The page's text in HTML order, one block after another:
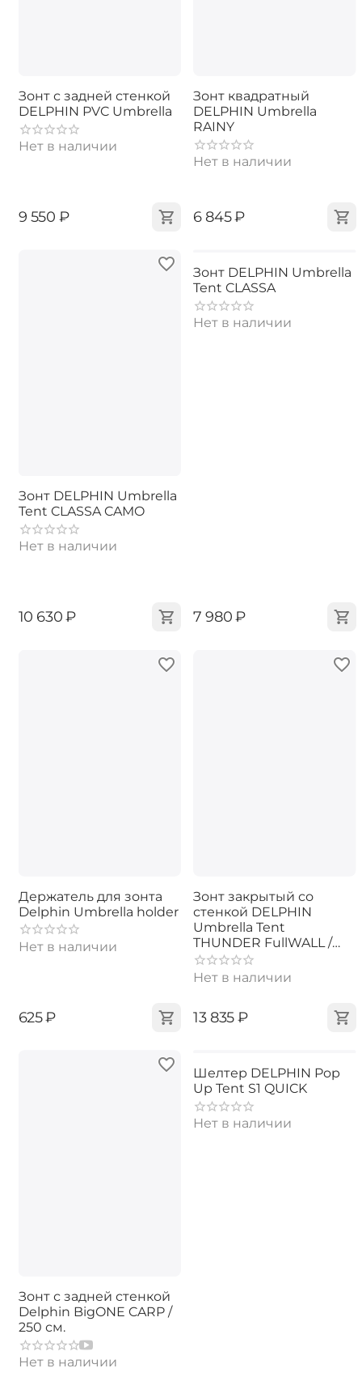
Зонт с задней стенкой
DELPHIN PVC Umbrella
Нет в наличии
‍9 550‍ ₽
Зонт квадратный
DELPHIN Umbrella
RAINY
Нет в наличии
‍6 845‍₽
Зонт DELPHIN Umbrella
Tent CLASSA CAMO
Нет в наличии
‍10 630‍₽
Зонт DELPHIN Umbrella
Tent CLASSA
Нет в наличии
‍7 980‍₽
Держатель для зонта
Delphin Umbrella holder
Нет в наличии
‍625‍₽
Зонт закрытый со
стенкой DELPHIN
Umbrella Tent
THUNDER FullWALL /
250cm
Нет в наличии
‍13 835‍₽
Зонт с задней стенкой
Delphin BigONE CARP /
250 см.
Нет в наличии
Шелтер DELPHIN Pop
Up Tent S1 QUICK
Нет в наличии